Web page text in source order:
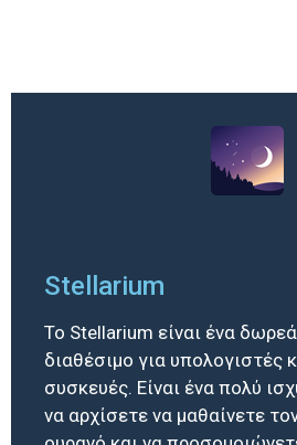
Stellarium
Το Stellarium είναι ένα
διαθέσιμο για υπολογιστές
συσκευές. Είναι ένα πολύ
να αρχίσετε να μαθαίνετε